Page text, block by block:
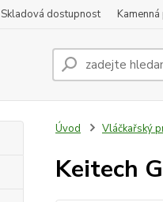
Skladová dostupnost
Úvod Vláčkařský
Keitech